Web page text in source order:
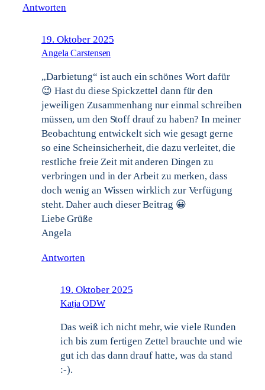
Antworten
19. Oktober 2025
Angela Carstensen
„Darbietung“ ist auch ein schönes Wort dafür
😉 Hast du diese Spickzettel dann für den
jeweiligen Zusammenhang nur einmal schreiben
müssen, um den Stoff drauf zu haben? In meiner
Beobachtung entwickelt sich wie gesagt gerne
so eine Scheinsicherheit, die dazu verleitet, die
restliche freie Zeit mit anderen Dingen zu
verbringen und in der Arbeit zu merken, dass
doch wenig an Wissen wirklich zur Verfügung
steht. Daher auch dieser Beitrag 😀
Liebe Grüße
Angela
Antworten
19. Oktober 2025
Katja ODW
Das weiß ich nicht mehr, wie viele Runden
ich bis zum fertigen Zettel brauchte und wie
gut ich das dann drauf hatte, was da stand
:-).